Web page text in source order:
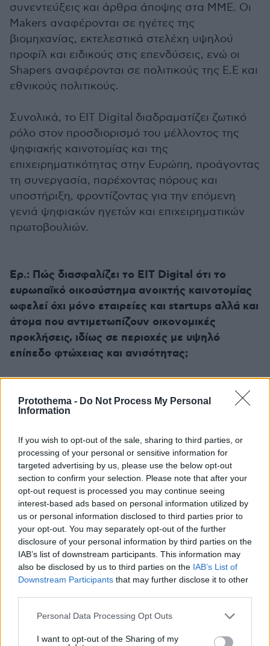
Protothema - Do Not Process My Personal
Information
If you wish to opt-out of the sale, sharing to third parties, or
processing of your personal or sensitive information for
targeted advertising by us, please use the below opt-out
section to confirm your selection. Please note that after your
opt-out request is processed you may continue seeing
interest-based ads based on personal information utilized by
us or personal information disclosed to third parties prior to
your opt-out. You may separately opt-out of the further
disclosure of your personal information by third parties on the
IAB’s list of downstream participants. This information may
also be disclosed by us to third parties on the IAB’s List of
Downstream Participants that may further disclose it to other
Please note that this website/app uses one or more Google
not limited to your visit or usage behaviour. You may click to
Personal Data Processing Opt Outs
I want to opt-out of the Sharing of my
συνεντεύξεις και άρθρα άποψης στα ΜΜΕ. Οι
Makers αναφέρονται σε ηγέτες της
βιομηχανίας, εκτελεστικά στελέχη υψηλού
προφίλ και ειδικούς στις επενδύσεις, ενώ οι
Shapers αναφέρονται σε πολιτικούς της Ε.Ε και
εθνικούς πολιτικούς.
Συνολικά, το EIT Digital διαδραματίζει ζωτικό
ρόλο στον προσδιορισμό του μέλλοντος της
ψηφιακής καινοτομίας και της
επιχειρηματικότητας στην Ευρώπη, προάγοντας
τη συνεργασία, παρέχοντας πόρους και
υποστήριξη, φροντίζοντας για την επόμενη
γενιά ψηφιακών ηγετών και επιχειρηματικών
πρωτοβουλιών.
Ερ.: Πώς διασφαλίζει το EIT Digital ότι το
ευρωπαϊκό οικοσύστημα ανοικτής καινοτομίας
ωφελεί όχι μόνο εταιρείες και startups αλλά και
άτομα που αντιμετωπίζουν οικονομικές
προκλήσεις, ιδίως σε περιοχές με υψηλό
επίπεδο φτώχειας και ανισότητας;
Ευρώπη, που είναι δίκαιη και βιώσιμη. Το EIT
Digital εξετάζει πάντα τον κοινωνικό του
ευθύνη που έχουν κατά την ανάπτυξη και τον
σχεδιασμό τεχνολογίας. Στην μεταπτυχιακή
μας σχολή έχουμε συγκεκριμένο αριθμό
υποτροφιών διαθέσιμων και συνεργαζόμαστε
επίσης με ισχυρούς φορείς, όπως το
Ευρωπαϊκό Ταμείο Επενδύσεων, προσφέροντας
πλάνο αναβολής πληρωμής διδάκτρων στους
φοιτητές. Ξεκινάμε τη δράση μας σε περιοχές
που χαρακτηρίζονται από μέτρια καινοτομία
ανοίξουμε ένα γραφείο και να συνεργαστούμε
με τοπικούς εταίρους για να φέρουμε